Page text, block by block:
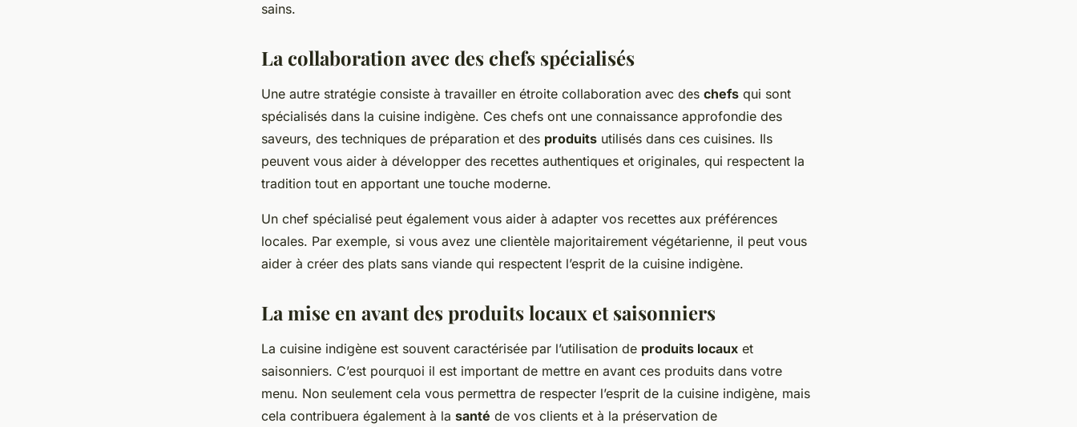
sains.
La collaboration avec des chefs spécialisés
Une autre stratégie consiste à travailler en étroite collaboration avec des chefs qui sont
spécialisés dans la cuisine indigène. Ces chefs ont une connaissance approfondie des
saveurs, des techniques de préparation et des produits utilisés dans ces cuisines. Ils
peuvent vous aider à développer des recettes authentiques et originales, qui respectent la
tradition tout en apportant une touche moderne.
Un chef spécialisé peut également vous aider à adapter vos recettes aux préférences
locales. Par exemple, si vous avez une clientèle majoritairement végétarienne, il peut vous
aider à créer des plats sans viande qui respectent l’esprit de la cuisine indigène.
La mise en avant des produits locaux et saisonniers
La cuisine indigène est souvent caractérisée par l’utilisation de produits locaux et
saisonniers. C’est pourquoi il est important de mettre en avant ces produits dans votre
menu. Non seulement cela vous permettra de respecter l’esprit de la cuisine indigène, mais
cela contribuera également à la santé de vos clients et à la préservation de